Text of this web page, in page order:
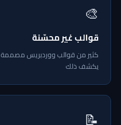
🎨
قوالب غير محسّنة
كثير من قوالب ووردبريس مصممة
يكشف ذلك